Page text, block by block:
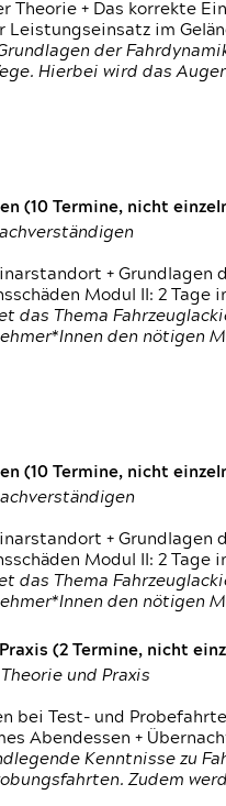
Theorie + Das korrekte
im
der
Hierbei wird das
(10 Termine, nicht
+
Modul II: 2 Tage
das Thema
den nötigen
(10 Termine, nicht
+
Modul II: 2 Tage
das Thema
den nötigen
(2 Termine, nicht
und Praxis
bei Test- und
Abendessen +
Kenntnisse zu
Zudem